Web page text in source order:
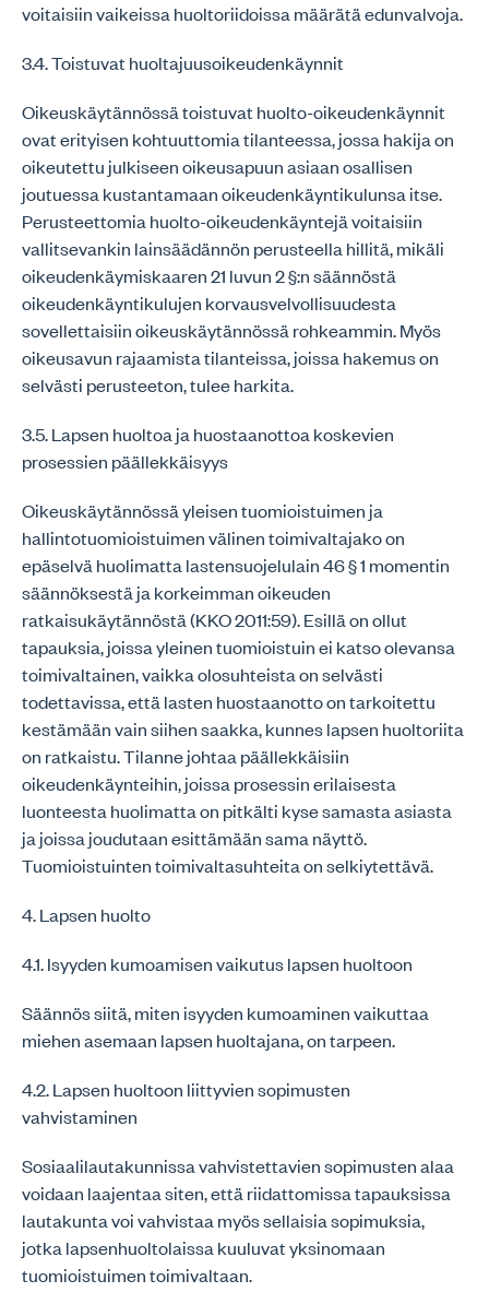
voitaisiin vaikeissa huoltoriidoissa määrätä edunvalvoja.
3.4. Toistuvat huoltajuusoikeudenkäynnit
Oikeuskäytännössä toistuvat huolto-oikeudenkäynnit
ovat erityisen kohtuuttomia tilanteessa, jossa hakija on
oikeutettu julkiseen oikeusapuun asiaan osallisen
joutuessa kustantamaan oikeudenkäyntikulunsa itse.
Perusteettomia huolto-oikeudenkäyntejä voitaisiin
vallitsevankin lainsäädännön perusteella hillitä, mikäli
oikeudenkäymiskaaren 21 luvun 2 §:n säännöstä
oikeudenkäyntikulujen korvausvelvollisuudesta
sovellettaisiin oikeuskäytännössä rohkeammin. Myös
oikeusavun rajaamista tilanteissa, joissa hakemus on
selvästi perusteeton, tulee harkita.
3.5. Lapsen huoltoa ja huostaanottoa koskevien
prosessien päällekkäisyys
Oikeuskäytännössä yleisen tuomioistuimen ja
hallintotuomioistuimen välinen toimivaltajako on
epäselvä huolimatta lastensuojelulain 46 § 1 momentin
säännöksestä ja korkeimman oikeuden
ratkaisukäytännöstä (KKO 2011:59). Esillä on ollut
tapauksia, joissa yleinen tuomioistuin ei katso olevansa
toimivaltainen, vaikka olosuhteista on selvästi
todettavissa, että lasten huostaanotto on tarkoitettu
kestämään vain siihen saakka, kunnes lapsen huoltoriita
on ratkaistu. Tilanne johtaa päällekkäisiin
oikeudenkäynteihin, joissa prosessin erilaisesta
luonteesta huolimatta on pitkälti kyse samasta asiasta
ja joissa joudutaan esittämään sama näyttö.
Tuomioistuinten toimivaltasuhteita on selkiytettävä.
4. Lapsen huolto
4.1. Isyyden kumoamisen vaikutus lapsen huoltoon
Säännös siitä, miten isyyden kumoaminen vaikuttaa
miehen asemaan lapsen huoltajana, on tarpeen.
4.2. Lapsen huoltoon liittyvien sopimusten
vahvistaminen
Sosiaalilautakunnissa vahvistettavien sopimusten alaa
voidaan laajentaa siten, että riidattomissa tapauksissa
lautakunta voi vahvistaa myös sellaisia sopimuksia,
jotka lapsenhuoltolaissa kuuluvat yksinomaan
tuomioistuimen toimivaltaan.